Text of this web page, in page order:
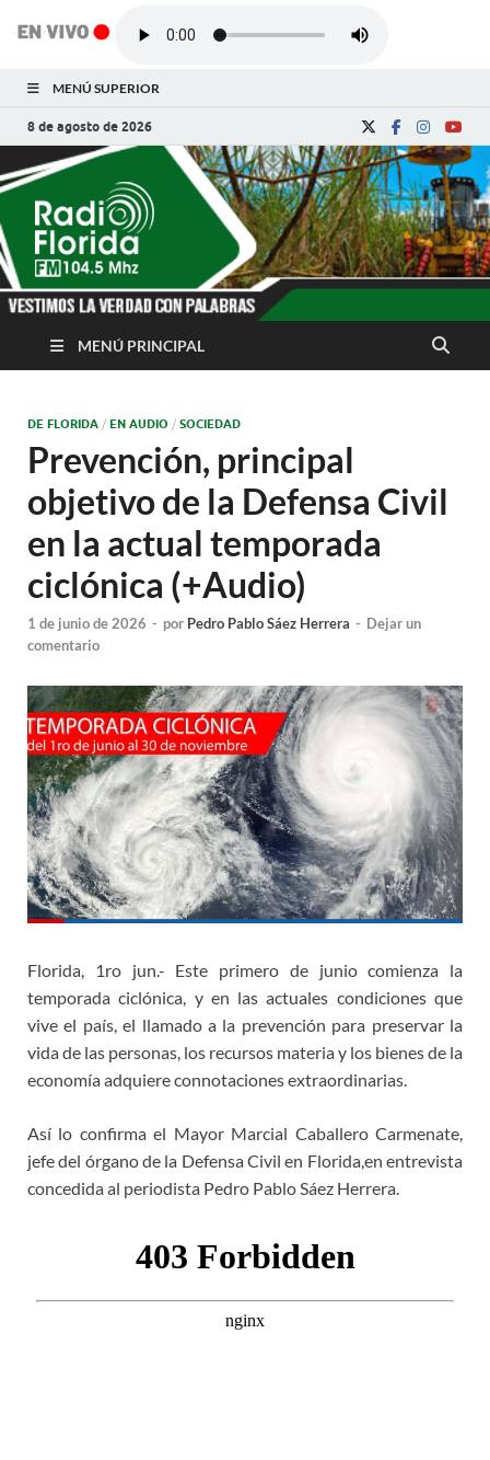
MENÚ SUPERIOR
8 de agosto de 2026
Radio Florida de
Cuba
Noticias y Actualidades de Florida, Camagüey,
MENÚ PRINCIPAL
DE FLORIDA / EN AUDIO / SOCIEDAD
Prevención, principal
objetivo de la Defensa Civil
en la actual temporada
ciclónica (+Audio)
1 de junio de 2026 - por Pedro Pablo Sáez Herrera - Dejar un
comentario
Florida, 1ro jun.- Este primero de junio comienza la
temporada ciclónica, y en las actuales condiciones que
vive el país, el llamado a la prevención para preservar la
vida de las personas, los recursos materia y los bienes de la
economía adquiere connotaciones extraordinarias.
Así lo confirma el Mayor Marcial Caballero Carmenate,
jefe del órgano de la Defensa Civil en Florida,en entrevista
concedida al periodista Pedro Pablo Sáez Herrera.